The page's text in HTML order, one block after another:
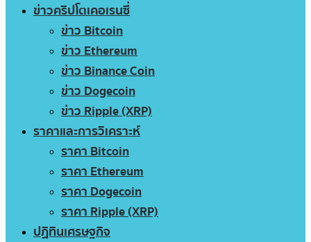
ข่าวคริปโตเคอเรนซี่
ข่าว Bitcoin
ข่าว Ethereum
ข่าว Binance Coin
ข่าว Dogecoin
ข่าว Ripple (XRP)
ราคาและการวิเคราะห์
ราคา Bitcoin
ราคา Ethereum
ราคา Dogecoin
ราคา Ripple (XRP)
ปฏิทินเศรษฐกิจ